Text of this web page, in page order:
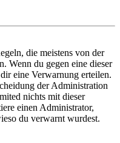
die meistens von der
Wenn du gegen eine dieser
eine Verwarnung erteilen.
der Administration
nichts mit dieser
einen Administrator,
du verwarnt wurdest.